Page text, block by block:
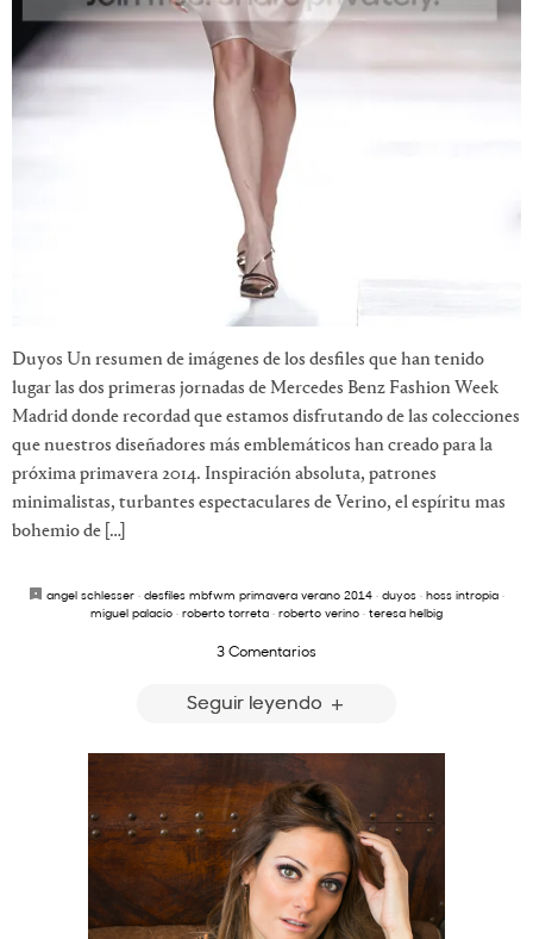
Duyos Un resumen de imágenes de los desfiles que han tenido
lugar las dos primeras jornadas de Mercedes Benz Fashion Week
Madrid donde recordad que estamos disfrutando de las colecciones
que nuestros diseñadores más emblemáticos han creado para la
próxima primavera 2014. Inspiración absoluta, patrones
minimalistas, turbantes espectaculares de Verino, el espíritu mas
bohemio de […]
angel schlesser · desfiles mbfwm primavera verano 2014 · duyos · hoss intropia ·
miguel palacio · roberto torreta · roberto verino · teresa helbig
3 Comentarios
Seguir leyendo